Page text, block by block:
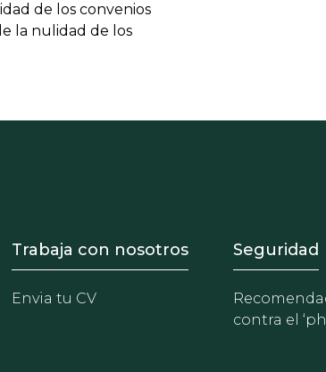
de los convenios
la nulidad de los
Footer - Trabaja con
Trabaja con nosotros
Envia tu CV
Seguridad
contra el